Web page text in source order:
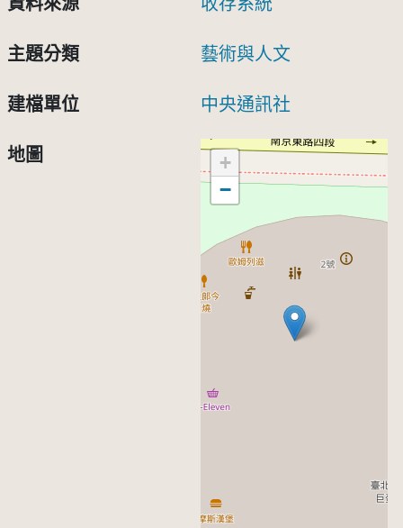
主題分類 藝術與人文
建檔單位 中央通訊社
地圖
+
−